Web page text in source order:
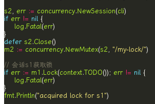
s2
err := concurrency.NewSession(cli
if err != nil
log .Fatal(err
defer s2 .Close
m2 := concurrency.NewMutex(s2 "/my-lock/"
// 会话s1获取锁
if err := m1 .Lock(context.TODO()); err != nil
log .Fatal(err
fmt.Println("acquired lock for s1"